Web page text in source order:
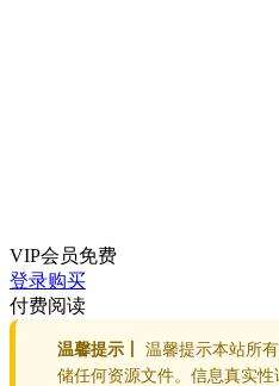
VIP会员免费
登录购买
付费阅读
温馨提示丨
温馨提示本站所
储任何资源文件。信息真实